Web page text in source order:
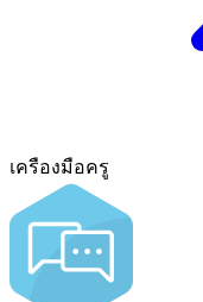
เครืองมือครู